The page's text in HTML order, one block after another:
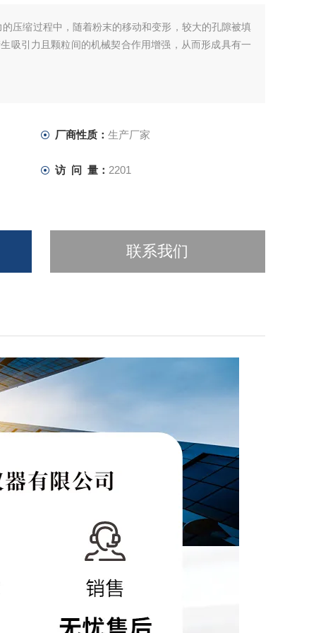
压缩过程中，随着粉末的移动和变形，较大的孔隙被填
吸引力且颗粒间的机械契合作用增强，从而形成具有一
厂商性质： 生产厂家
访 问 量： 2201
联系我们